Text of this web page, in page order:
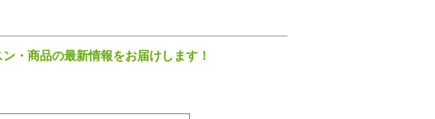
いています。あらかじめご了承ください。
ン・商品の最新情報をお届けします！